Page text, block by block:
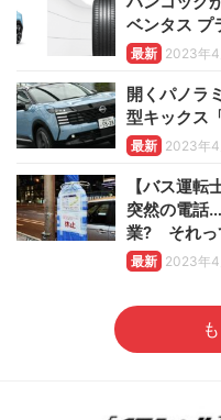
ベンタス プ
最新 2023年
開くパノラ
型キックス
最新 2023年
【バス運
突然の電話
業? それっ
最新 2023年